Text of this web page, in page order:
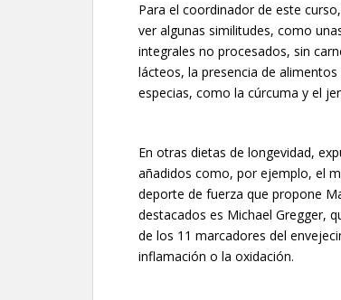
Para el coordinador de este
ver algunas similitudes, como
integrales no procesados, sin
lácteos, la presencia de
especias, como la cúrcuma y el
En otras dietas de longevidad,
añadidos como, por ejemplo, el
deporte de fuerza que propone
destacados es Michael Gregger,
de los 11 marcadores del
inflamación o la oxidación.